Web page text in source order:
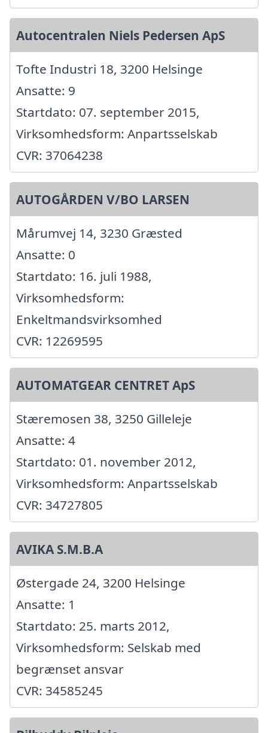
Autocentralen Niels Pedersen ApS
Tofte Industri 18, 3200 Helsinge
Ansatte: 9
Startdato: 07. september 2015,
Virksomhedsform: Anpartsselskab
CVR: 37064238
AUTOGÅRDEN V/BO LARSEN
Mårumvej 14, 3230 Græsted
Ansatte: 0
Startdato: 16. juli 1988,
Virksomhedsform:
Enkeltmandsvirksomhed
CVR: 12269595
AUTOMATGEAR CENTRET ApS
Stæremosen 38, 3250 Gilleleje
Ansatte: 4
Startdato: 01. november 2012,
Virksomhedsform: Anpartsselskab
CVR: 34727805
AVIKA S.M.B.A
Østergade 24, 3200 Helsinge
Ansatte: 1
Startdato: 25. marts 2012,
Virksomhedsform: Selskab med
begrænset ansvar
CVR: 34585245